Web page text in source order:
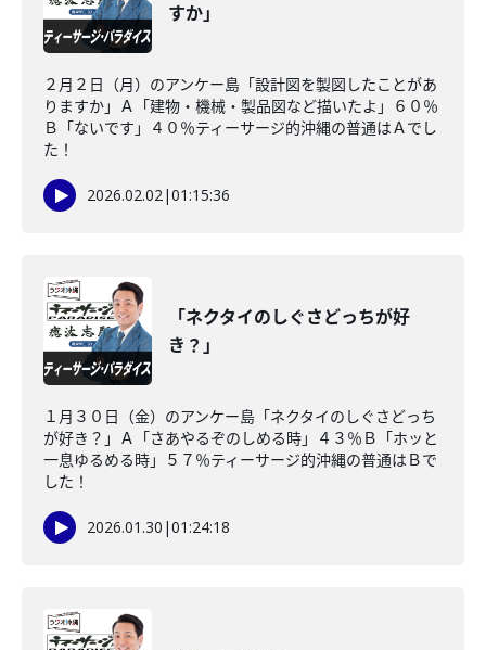
すか」
２月２日（月）のアンケー島「設計図を製図したことがあ
りますか」Ａ「建物・機械・製品図など描いたよ」６０％
Ｂ「ないです」４０％ティーサージ的沖縄の普通はＡでし
た！
2026.02.02|01:15:36
「ネクタイのしぐさどっちが好
き？」
１月３０日（金）のアンケー島「ネクタイのしぐさどっち
が好き？」Ａ「さあやるぞのしめる時」４３％Ｂ「ホッと
一息ゆるめる時」５７％ティーサージ的沖縄の普通はＢで
した！
2026.01.30 |01:24:18